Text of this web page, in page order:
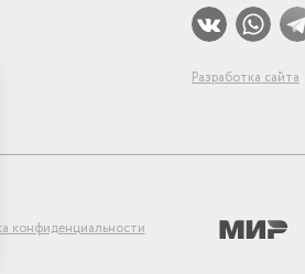
Разработка сайта
конфиденциальности